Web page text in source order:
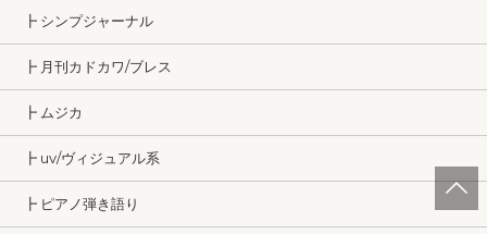
┣ シンプジャーナル
┣ 月刊カドカワ/ブレス
┣ ムジカ
┣ uv/ヴィジュアル系
┣ ピアノ弾き語り